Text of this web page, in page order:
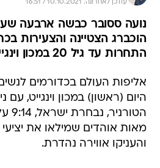
עודכן לאחרונה: 10.10.2021 / 16:51
נועה ססובר כבשה ארבעה
הוכברג הצטיינה והצעירות
התחרות עד גיל 20 במכון וינגייט עם 9:14 מרשים
היום (ראשון) במכון וינגייט,
מאות אוהדים שמילאו את
והעניקו אווירה נהדרת.